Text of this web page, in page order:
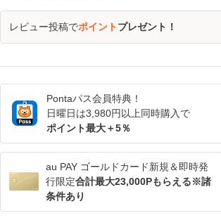
レビュー投稿でポイントプレゼント！
Pontaパス会員特典！
日曜日は3,980円以上同時購入で
ポイント最大＋5％
au PAY ゴールドカード新規＆即時発
行限定合計最大23,000Pもらえる※諸
条件あり